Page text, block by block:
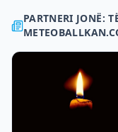
PARTNERI JONË: